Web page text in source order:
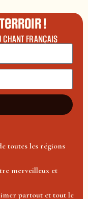
terroir !
FRANÇAIS
toutes les régions
merveilleux et
partout et tout le